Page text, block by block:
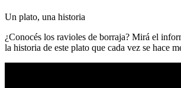
Un plato, una historia
¿Conocés los ravioles de borraja? Mirá el
la historia de este plato que cada vez se hace